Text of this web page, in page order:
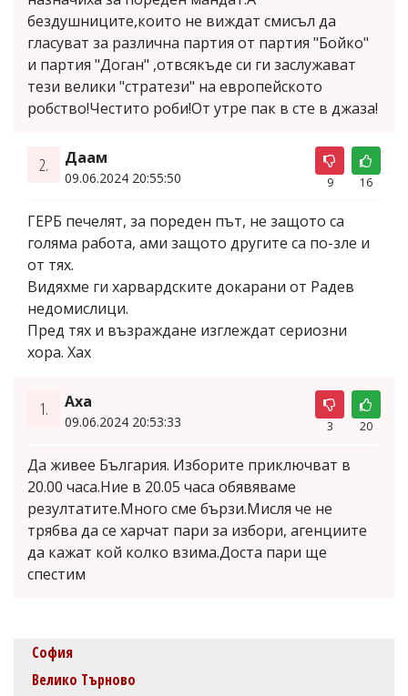
бездушниците,които не виждат смисъл да
гласуват за различна партия от партия "Бойко"
и партия "Доган" ,отвсякъде си ги заслужават
тези велики "стратези" на европейското
робство!Честито роби!От утре пак в сте в джаза!
2. Даам
09.06.2024 20:55:50 9 16
ГЕРБ печелят, за пореден път, не защото са
голяма работа, ами защото другите са по-зле и
от тях.
Видяхме ги харвардските докарани от Радев
недомислици.
Пред тях и възраждане изглеждат сериозни
хора. Хах
1. Аха
09.06.2024 20:53:33 3 20
Да живее България. Изборите приключват в
20.00 часа.Ние в 20.05 часа обявяваме
резултатите.Много сме бързи.Мисля че не
трябва да се харчат пари за избори, агенциите
да кажат кой колко взима.Доста пари ще
спестим
София
Велико Търново